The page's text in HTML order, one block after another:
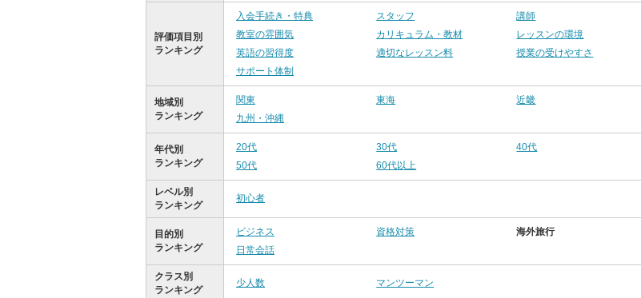
評価項目別
ランキング
入会手続き・特典 スタッフ
講師
教室の雰囲気
カリキュラム・教材
レッスンの環境
英語の習得度
適切なレッスン料
授業の受けやすさ
サポート体制
地域別
ランキング
関東 東海
近畿
九州・沖縄
年代別
ランキング
20代 30代
40代
50代
60代以上
レベル別
ランキング
初心者
目的別
ランキング
ビジネス 資格対策
海外旅行
日常会話
クラス別
ランキング
少人数 マンツーマン